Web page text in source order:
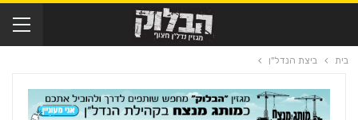
בית ביצת הנדל"ן